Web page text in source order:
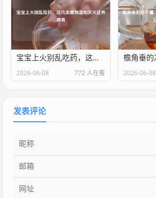
宝宝上火别乱吃药，这几类食物温和灭火还养脾胃
2026-06-08 772 人在看 2026-06-08
发表评论